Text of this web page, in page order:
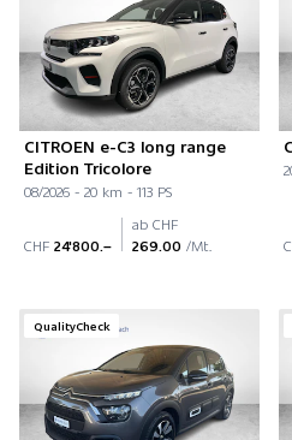
CITROEN e-C3 long range
Edition Tricolore
08/2026 - 20 km - 113 PS
CHF 24'800.–
ab CHF
269.00 /Mt.
QualityCheck